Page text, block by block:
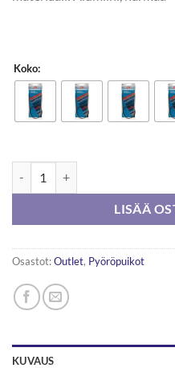
Koko:
LISÄÄ
Osastot:Outlet, Pyöröpuikot
KUVAUS